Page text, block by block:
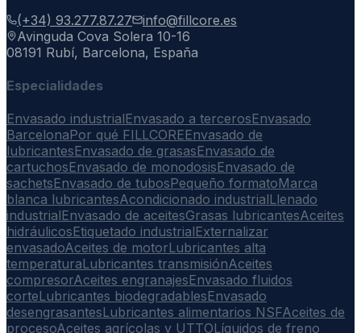
(+34) 93.277.87.27
info@fillcore.es
Avinguda Cova Solera 10-16
08191 Rubí, Barcelona, España
Especialidades
Envasado industrialEnvasado a tercerosEnvasado
BarcelonaPor qué FILLCOREEnvasado de
lubricantesEnvasado de grasasEnvasado de
cartuchosEnvasado de monodosisEnvasado de
sachetsEnvasado de tubosPequeño formatoMarca
blanca lubricantesAcondicionado industrialLlenado
industrialEnvasado de aceitesGrasas lubricantesAceites
hidráulicosEtiquetado industrialExternalizar
envasadoAceites de motorLubricantes alta
temperaturaLubricantes transmisiónAceites
compresorAceites engranajesEnvasado fluidos
corteLubricantes biodegradablesEnvasado
desengrasantesLubricantes alimentarios NSFAceites de
procesoAceites agrícolas y UTTOLíquidos de freno